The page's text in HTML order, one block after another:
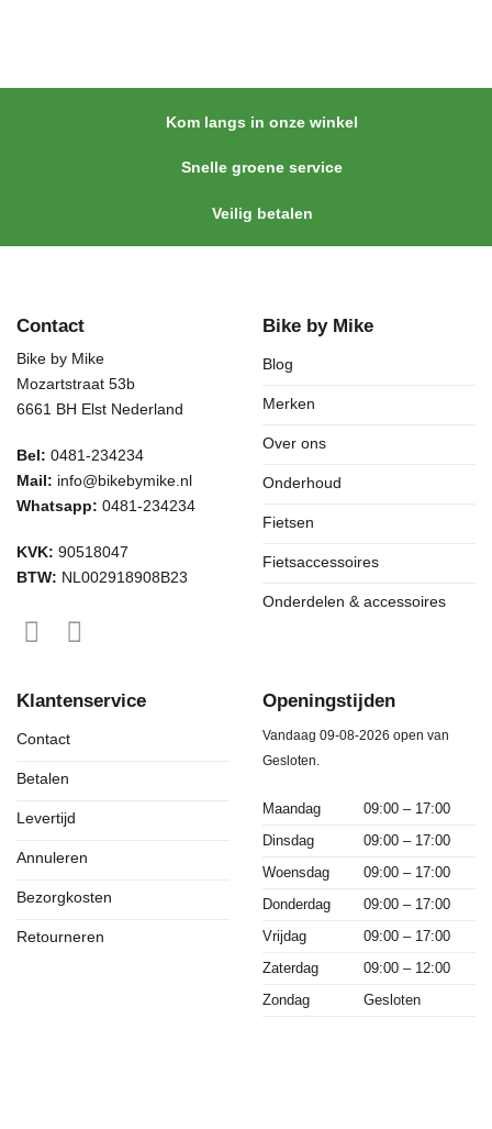
Kom langs in onze winkel
Snelle groene service
Veilig betalen
Contact
Bike by Mike
Mozartstraat 53b
6661 BH Elst Nederland
Bel: 0481-234234
Mail: info@bikebymike.nl
Whatsapp: 0481-234234
KVK: 90518047
BTW: NL002918908B23
Bike by Mike
Blog
Merken
Over ons
Onderhoud
Fietsen
Fietsaccessoires
Onderdelen & accessoires
Klantenservice
Contact
Betalen
Levertijd
Annuleren
Bezorgkosten
Retourneren
Openingstijden
Vandaag 09-08-2026 open van
Gesloten.
Maandag
09:00 – 17:00
Dinsdag
09:00 – 17:00
Woensdag
09:00 – 17:00
Donderdag
09:00 – 17:00
Vrijdag
09:00 – 17:00
Zaterdag
09:00 – 12:00
Zondag
Gesloten